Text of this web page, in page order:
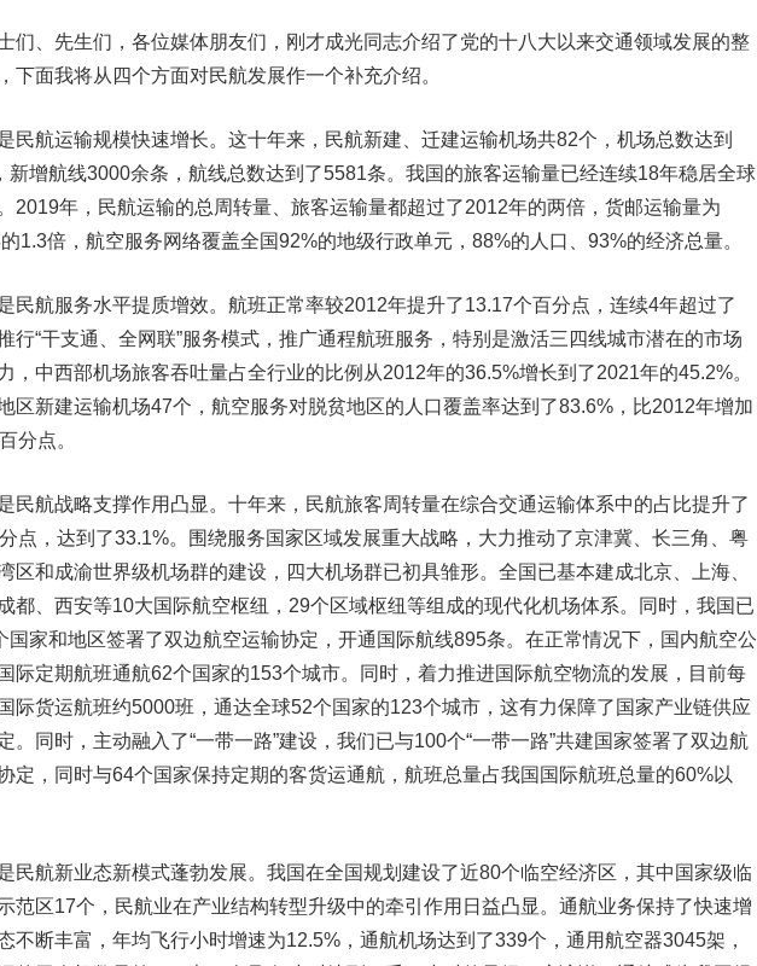
、先生们，各位媒体朋友们，刚才成光同志介绍了党的十八大以来交通领域发展的整
下面我将从四个方面对民航发展作一个补充介绍。
民航运输规模快速增长。 这十年来，民航新建、迁建运输机场共82个，机场总数达到
新增航线3000余条，航线总数达到了5581条。我国的旅客运输量已经连续18年稳居全球
2019年，民航运输的总周转量、旅客运输量都超过了2012年的两倍，货邮运输量为
1.3倍，航空服务网络覆盖全国92%的地级行政单元，88%的人口、93%的经济总量。
民航服务水平提质增效。 航班正常率较2012年提升了13.17个百分点，连续4年超过了
行“干支通、全网联”服务模式，推广通程航班服务，特别是激活三四线城市潜在的市场
，中西部机场旅客吞吐量占全行业的比例从2012年的36.5%增长到了2021年的45.2%。
区新建运输机场47个，航空服务对脱贫地区的人口覆盖率达到了83.6%，比2012年增加
分点。
民航战略支撑作用凸显。 十年来，民航旅客周转量在综合交通运输体系中的占比提升了
点，达到了33.1%。围绕服务国家区域发展重大战略，大力推动了京津冀、长三角、粤
区和成渝世界级机场群的建设，四大机场群已初具雏形。全国已基本建成北京、上海、
都、西安等10大国际航空枢纽，29个区域枢纽等组成的现代化机场体系。同时，我国已
国家和地区签署了双边航空运输协定，开通国际航线895条。在正常情况下，国内航空公
际定期航班通航62个国家的153个城市。同时，着力推进国际航空物流的发展，目前每
际货运航班约5000班，通达全球52个国家的123个城市，这有力保障了国家产业链供应
。同时，主动融入了“一带一路”建设，我们已与100个“一带一路”共建国家签署了双边航
定，同时与64个国家保持定期的客货运通航，航班总量占我国国际航班总量的60%以
民航新业态新模式蓬勃发展。 我国在全国规划建设了近80个临空经济区，其中国家级临
范区17个，民航业在产业结构转型升级中的牵引作用日益凸显。通航业务保持了快速增
不断丰富，年均飞行小时增速为12.5%，通航机场达到了339个，通用航空器3045架，